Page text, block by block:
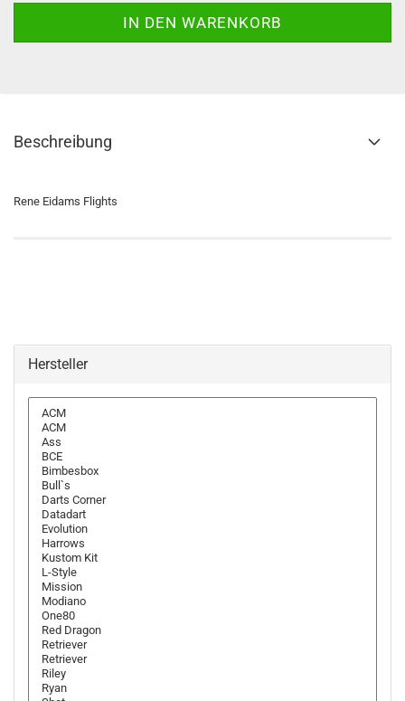
Beschreibung
Rene Eidams Flights
Hersteller